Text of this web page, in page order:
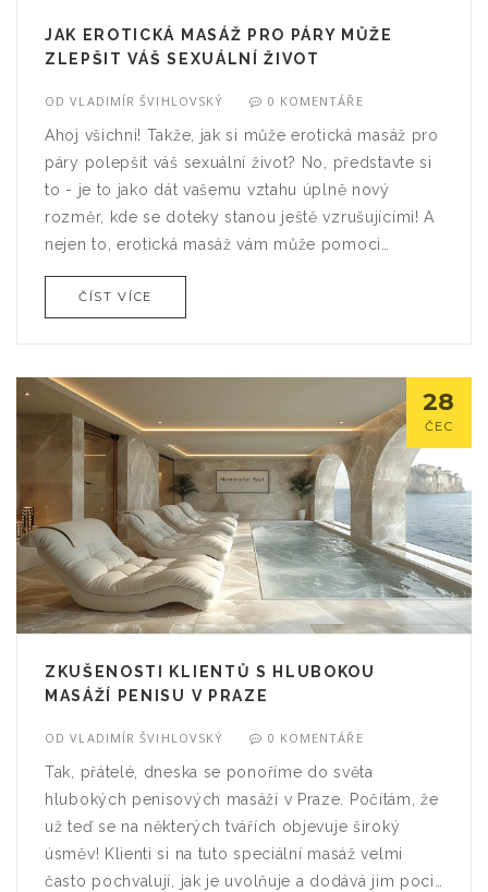
JAK EROTICKÁ MASÁŽ PRO PÁRY MŮŽE
ZLEPŠIT VÁŠ SEXUÁLNÍ ŽIVOT
ODVLADIMÍR ŠVIHLOVSKÝ 0 KOMENTÁŘE
Ahoj všichni! Takže, jak si může erotická masáž pro
páry polepšit váš sexuální život? No, představte si
to - je to jako dát vašemu vztahu úplně nový
rozměr, kde se doteky stanou ještě vzrušujícími! A
nejen to, erotická masáž vám může pomoci
Takže, jestli chcete přinést něco nového do
určitě vyzkoušíte znovu!
ČÍST VÍCE
28
ČEC
ZKUŠENOSTI KLIENTŮ S HLUBOKOU
MASÁŽÍ PENISU V PRAZE
ODVLADIMÍR ŠVIHLOVSKÝ 0 KOMENTÁŘE
Tak, přátelé, dneska se ponoříme do světa
hlubokých penisových masáží v Praze. Počítám, že
už teď se na některých tvářích objevuje široký
úsměv! Klienti si na tuto speciální masáž velmi
často pochvalují, jak je uvolňuje a dodává jim pocit